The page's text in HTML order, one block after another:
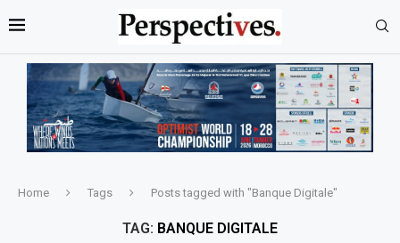
Home Tags Posts tagged with "Banque Digitale"
TAG: BANQUE DIGITALE